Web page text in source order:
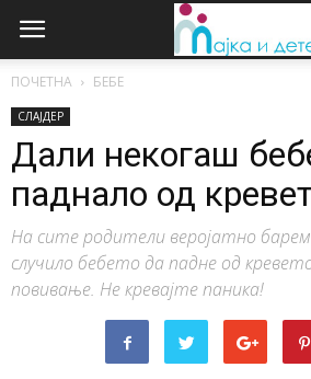
ПОЧЕТНА БЕБЕ
СЛАЈДЕР
Дали некогаш
паднало од
На сите родители веројатно
случило бебето да падне од
повивање. Не кревајте паника!